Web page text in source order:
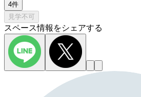
4件
見学不可
スペース情報をシェアする